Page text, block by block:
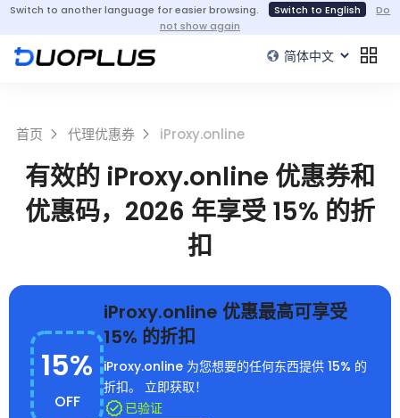
Switch to another language for easier browsing. Switch to English
Do
not show again
首页 代理优惠券 iProxy.online
有效的 iProxy.online 优惠券和
优惠码，2026 年享受 15% 的折
扣
15%
OFF
iProxy.online 优惠最高可享受
15% 的折扣
iProxy.online 为您想要的任何东西提供 15% 的
折扣。 立即获取！
已验证